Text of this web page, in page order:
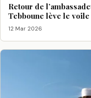
Retour de
Tebboune lève le
12 Mar 2026